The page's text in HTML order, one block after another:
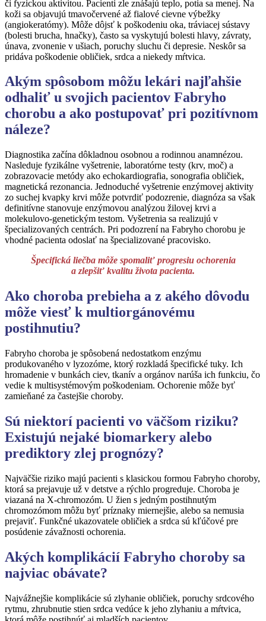
či fyzickou aktivitou. Pacienti zle znášajú teplo, potia sa menej. Na
koži sa objavujú tmavočervené až fialové cievne výbežky
(angiokeratómy). Môže dôjsť k poškodeniu oka, tráviacej sústavy
(bolesti brucha, hnačky), často sa vyskytujú bolesti hlavy, závraty,
únava, zvonenie v ušiach, poruchy sluchu či depresie. Neskôr sa
pridáva poškodenie obličiek, srdca a niekedy mŕtvica.
Akým spôsobom môžu lekári najľahšie
odhaliť u svojich pacientov Fabryho
chorobu a ako postupovať pri pozitívnom
náleze?
Diagnostika začína dôkladnou osobnou a rodinnou anamnézou.
Nasleduje fyzikálne vyšetrenie, laboratórne testy (krv, moč) a
zobrazovacie metódy ako echokardiografia, sonografia obličiek,
magnetická rezonancia. Jednoduché vyšetrenie enzýmovej aktivity
zo suchej kvapky krvi môže potvrdiť podozrenie, diagnóza sa však
definitívne stanovuje enzýmovou analýzou žilovej krvi a
molekulovo-genetickým testom. Vyšetrenia sa realizujú v
špecializovaných centrách. Pri podozrení na Fabryho chorobu je
vhodné pacienta odoslať na špecializované pracovisko.
Špecifická liečba môže spomaliť progresiu ochorenia
a zlepšiť kvalitu života pacienta.
Ako choroba prebieha a z akého dôvodu
môže viesť k multiorgánovému
postihnutiu?
Fabryho choroba je spôsobená nedostatkom enzýmu
produkovaného v lyzozóme, ktorý rozkladá špecifické tuky. Ich
hromadenie v bunkách ciev, tkanív a orgánov narúša ich funkciu, čo
vedie k multisystémovým poškodeniam. Ochorenie môže byť
zamieňané za častejšie choroby.
Sú niektorí pacienti vo väčšom riziku?
Existujú nejaké biomarkery alebo
prediktory zlej prognózy?
Najväčšie riziko majú pacienti s klasickou formou Fabryho choroby,
ktorá sa prejavuje už v detstve a rýchlo progreduje. Choroba je
viazaná na X-chromozóm. U žien s jedným postihnutým
chromozómom môžu byť príznaky miernejšie, alebo sa nemusia
prejaviť. Funkčné ukazovatele obličiek a srdca sú kľúčové pre
posúdenie závažnosti ochorenia.
Akých komplikácií Fabryho choroby sa
najviac obávate?
Najvážnejšie komplikácie sú zlyhanie obličiek, poruchy srdcového
rytmu, zhrubnutie stien srdca vedúce k jeho zlyhaniu a mŕtvica,